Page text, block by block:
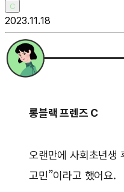
C
2023.11.18
롱블랙 프렌즈 C
오랜만에 사회초년생
고민”이라고 했어요.